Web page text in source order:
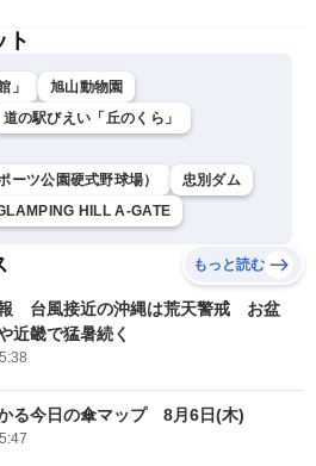
ト
」
旭山動物園
道の駅びえい「丘のくら」
ーツ公園硬式野球場）
忠別ダム
HILL A-GATE
もっと読む
台風接近の沖縄は荒天警戒 お盆
近畿で猛暑続く
る今日の傘マップ 8月6日(木)